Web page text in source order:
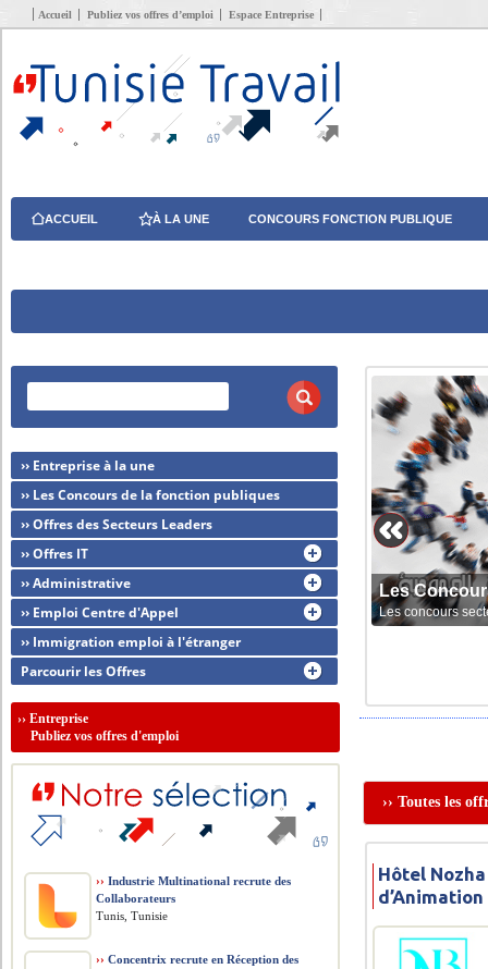
Accueil Publiez vos offres d’emploi Espace Entreprise
ACCUEIL À LA UNE CONCOURS FONCTION PUBLIQUE
Les
Les concours
›› Toutes les
Hôtel
d’Animation
›› Entreprise à la une
›› Les Concours de la fonction publiques
›› Offres des Secteurs Leaders
›› Offres IT
›› Administrative
›› Emploi Centre d'Appel
›› Immigration emploi à l'étranger
Parcourir les Offres
››Entreprise
Publiez vos offres d'emploi
›› Industrie Multinational recrute des
Collaborateurs
Tunis, Tunisie
›› Concentrix recrute en Réception des